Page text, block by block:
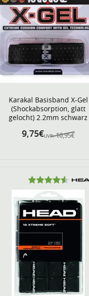
Karakal Basisband X-Gel
(Shockabsorption, glatt
gelocht) 2.2mm schwarz
UVP: 10,95€
9,75€